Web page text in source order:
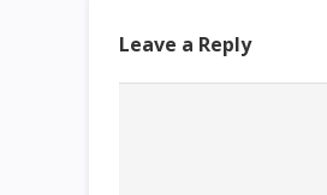
Leave a Reply